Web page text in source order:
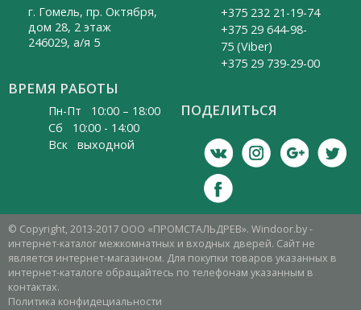
г. Гомель, пр. Октября,
дом 28, 2 этаж
246029, а/я 5
ВРЕМЯ РАБОТЫ
Пн-Пт 10:00 – 18:00
Cб 10:00 - 14:00
Вск выходной
+375 232 21-19-74
+375 29 644-98-
75 (Viber)
+375 29 739-29-00
ПОДЕЛИТЬСЯ
© Copyright, 2013-2017 ООО «ПРОМСТАЛЬДРЕВ». Windoor.by -
интернет-каталог межкомнатных и входных дверей. Сайт не
является интернет-магазином. Для покупки товаров указанных в
интернет-каталоге обращайтесь по телефонам указанным в
контактах.
Политика конфидециальности